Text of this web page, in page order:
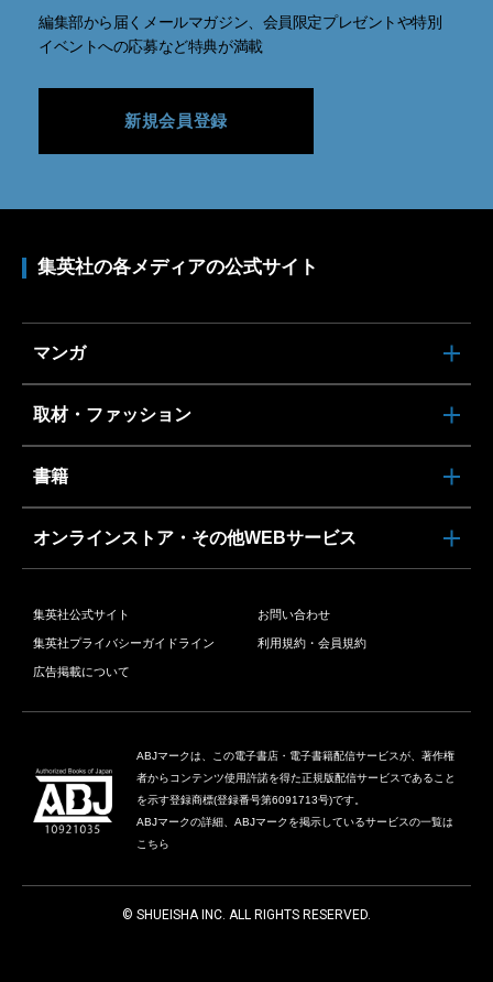
編集部から届くメールマガジン、会員限定プレゼントや特別
イベントへの応募など特典が満載
新規会員登録
集英社の各メディアの公式サイト
マンガ
取材・ファッション
書籍
オンラインストア・その他WEBサービス
集英社公式サイト お問い合わせ
集英社プライバシーガイドライン 利用規約・会員規約
広告掲載について
ABJマークは、この電子書店・電子書籍配信サービスが、著作権
者からコンテンツ使用許諾を得た正規版配信サービスであること
を示す登録商標(登録番号第6091713号)です。
ABJマークの詳細、ABJマークを掲示しているサービスの一覧は
こちら
© SHUEISHA INC. ALL RIGHTS RESERVED.